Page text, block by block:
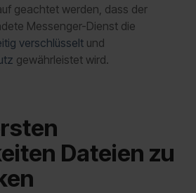
geachtet werden, dass der
Messenger-Dienst die
verschlüsselt und
gewährleistet wird.
Dateien zu